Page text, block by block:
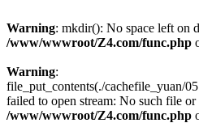
Warning: mkdir(): No space left on
/www/wwwroot/Z4.com/func.php
Warning:
file_put_contents(./cachefile_yuan/
failed to open stream: No such file
/www/wwwroot/Z4.com/func.php